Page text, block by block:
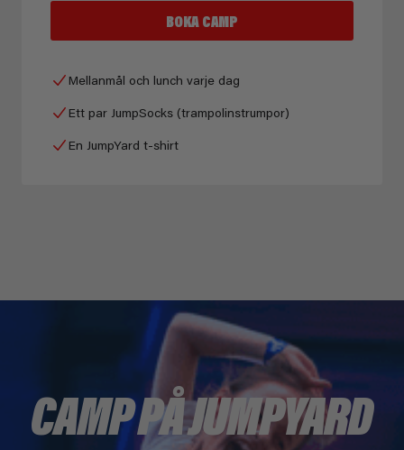
BOKA CAMP
Mellanmål och lunch varje dag
Ett par JumpSocks (trampolinstrumpor)
En JumpYard t-shirt
CAMP PÅ JUMPYARD